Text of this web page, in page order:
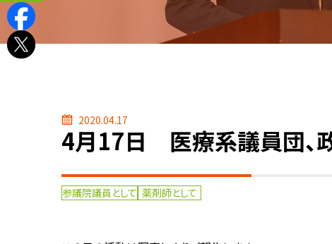
2020.04.17
4月17日 医療系議員団、政
参議院議員として 薬剤師として